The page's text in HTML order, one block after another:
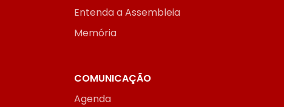
Entenda a Assembleia
Memória
COMUNICAÇÃO
Agenda